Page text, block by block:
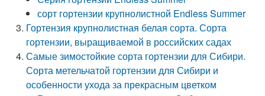
сорт гортензии крупнолистной Endless Summer
Гортензия крупнолистная белая сорта. Сорта
гортензии, выращиваемой в российских садах
Самые зимостойкие сорта гортензии для Сибири.
Сорта метельчатой гортензии для Сибири и
особенности ухода за прекрасным цветком